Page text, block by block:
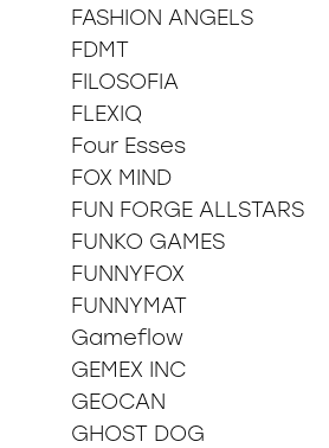
FASHION ANGELS
FDMT
FILOSOFIA
FLEXIQ
Four Esses
FOX MIND
FUN FORGE ALLSTARS
FUNKO GAMES
FUNNYFOX
FUNNYMAT
Gameflow
GEMEX INC
GEOCAN
GHOST DOG